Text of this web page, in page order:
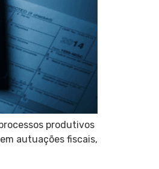
produtivos
autuações fiscais,